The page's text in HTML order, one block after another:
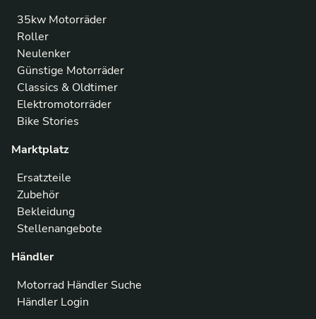
35kw Motorräder
Roller
Neulenker
Günstige Motorräder
Classics & Oldtimer
Elektromotorräder
Bike Stories
Marktplatz
Ersatzteile
Zubehör
Bekleidung
Stellenangebote
Händler
Motorrad Händler Suche
Händler Login